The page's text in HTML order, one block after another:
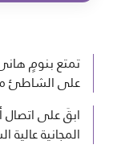
تمتع بنومٍ
على الشاطئ
المجانية عالية